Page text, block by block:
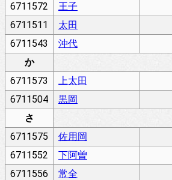
6711572
王子
6711511
太田
6711543
沖代
か
6711573
上太田
6711504
黒岡
さ
6711575
佐用岡
6711552
下阿曽
6711556
常全